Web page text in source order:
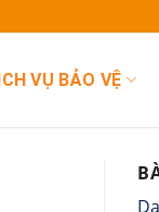
VỤ BẢO VỆ